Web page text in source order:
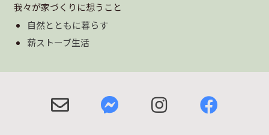
我々が家づくりに想うこと
自然とともに暮らす
薪ストーブ生活